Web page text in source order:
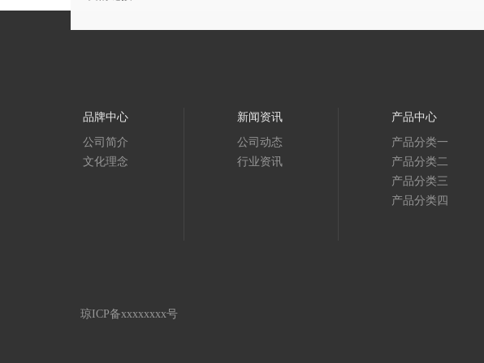
品牌中心
公司简介
文化理念
新闻资讯
公司动态
行业资讯
产品中心
产品分类一
产品分类二
产品分类三
产品分类四
琼ICP备xxxxxxxx号